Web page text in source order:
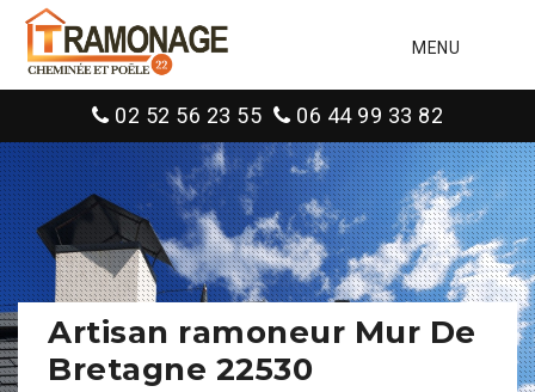
MENU
02 52 56 23 55 06 44 99 33 82
Artisan ramoneur Mur De
Bretagne 22530